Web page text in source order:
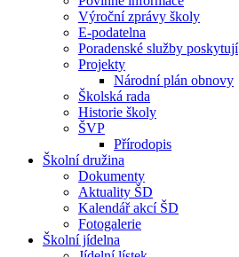
Výroční zprávy školy
E-podatelna
Poradenské služby poskytují
Projekty
Národní plán obnovy
Školská rada
Historie školy
ŠVP
Přírodopis
Školní družina
Dokumenty
Aktuality ŠD
Kalendář akcí ŠD
Fotogalerie
Školní jídelna